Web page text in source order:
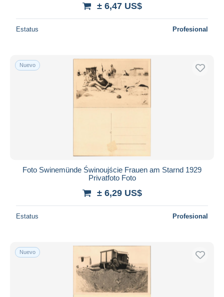
± 6,47 US$
Estatus Profesional
Nuevo
Foto Swinemünde Świnoujście Frauen am Starnd 1929
Privatfoto Foto
± 6,29 US$
Estatus Profesional
Nuevo